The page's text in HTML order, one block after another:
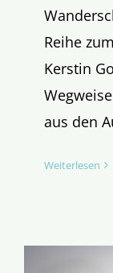
Reihe
Kerstin
aus den
Weiterlesen